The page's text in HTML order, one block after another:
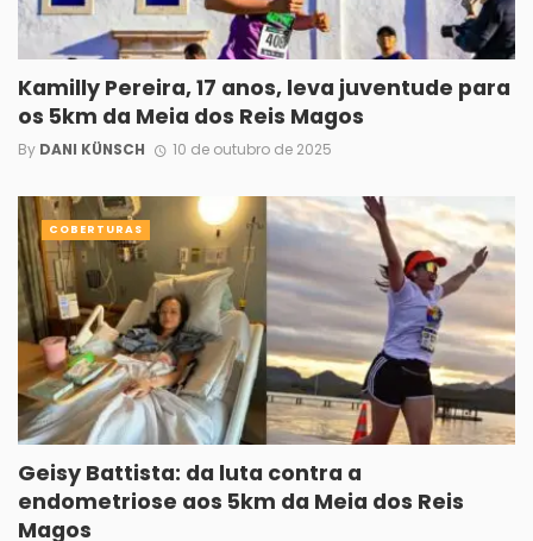
Kamilly Pereira, 17 anos, leva juventude para
os 5km da Meia dos Reis Magos
By DANI KÜNSCH 10 de outubro de 2025
Geisy Battista: da luta contra a
endometriose aos 5km da Meia dos Reis
Magos
COBERTURAS